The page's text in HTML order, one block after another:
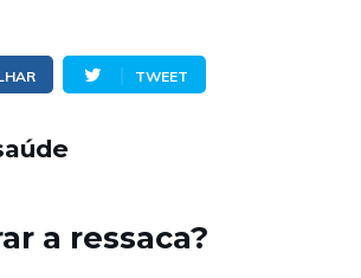
TWEET
a ressaca?